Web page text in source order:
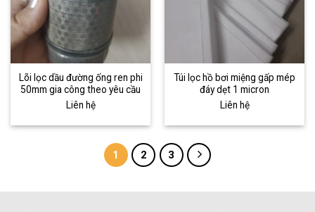
Lõi lọc dầu đường ống ren phi
50mm gia công theo yêu cầu
Liên hệ
Túi lọc hồ bơi miệng gấp mép
đáy dẹt 1 micron
Liên hệ
1 2 3